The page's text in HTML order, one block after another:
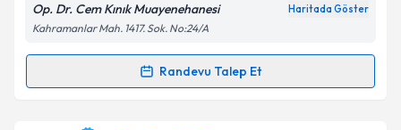
Kişisel verilerimin işlenmesine ilişkin
Aydınlatma
Metni'ni okudum ve kişisel verilerimin belirtilen
kapsamda işlenmesini kabul ediyorum.
Op. Dr. Cem Kınık Muayenehanesi Haritada Göster
Kahramanlar Mah. 1417. Sok. No:24/A
Randevu Talep Et
Randevu Takvimi Talebi